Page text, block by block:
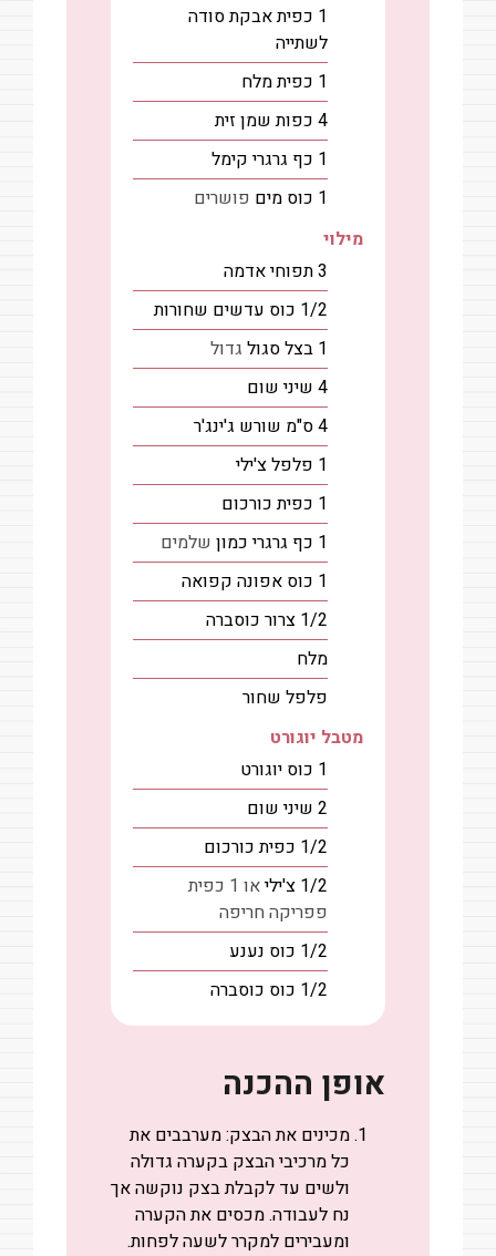
1 כפיתאבקת סודה
לשתייה
1 כפיתמלח
4 כפות שמן זית
1 כף גרגרי קימל
1 כוס מים פושרים
מילוי
3תפוחי אדמה
1/2 כוס עדשים שחורות
1 בצל סגול גדול
4 שיני שום
4ס"מ שורש ג'ינג'ר
1 פלפל צ'ילי
1 כפית כורכום
1 כף גרגרי כמון שלמים
1 כוס אפונה קפואה
1/2 צרור כוסברה
מלח
פלפל שחור
מטבל יוגורט
1 כוס יוגורט
2 שיני שום
1/2 כפית כורכום
1/2 צ'ילי
או 1 כפית
פפריקה חריפה
1/2 כוס נענע
1/2 כוס כוסברה
אופן ההכנה
מכינים את הבצק: מערבבים את
כל מרכיבי הבצק בקערה גדולה
ולשים עד לקבלת בצק נוקשה אך
נח לעבודה. מכסים את הקערה
ומעבירים למקרר לשעה לפחות.